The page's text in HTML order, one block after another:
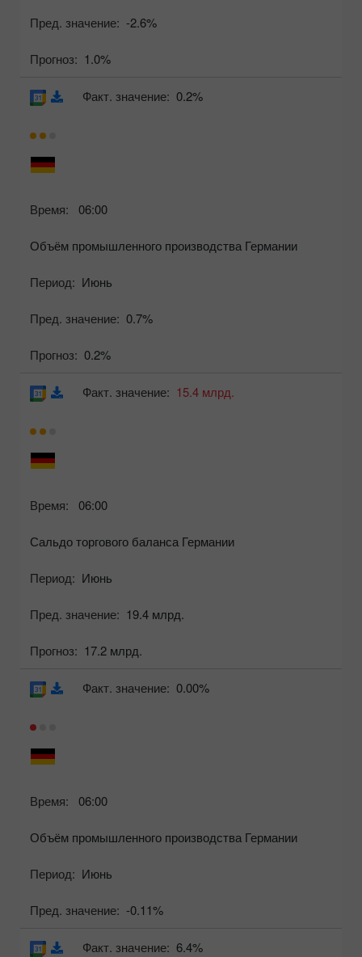
Пред. значение: -2.6%
Прогноз: 1.0%
Время: 06:00
Объём промышленного производства Германии
Период: Июнь
Пред. значение: 0.7%
Прогноз: 0.2%
Факт. значение: 0.2%
Время: 06:00
Сальдо торгового баланса Германии
Период: Июнь
Пред. значение: 19.4 млрд.
Прогноз: 17.2 млрд.
Факт. значение: 15.4 млрд.
Время: 06:00
Объём промышленного производства Германии
Период: Июнь
Пред. значение: -0.11%
Факт. значение: 0.00%
Факт. значение: 6.4%